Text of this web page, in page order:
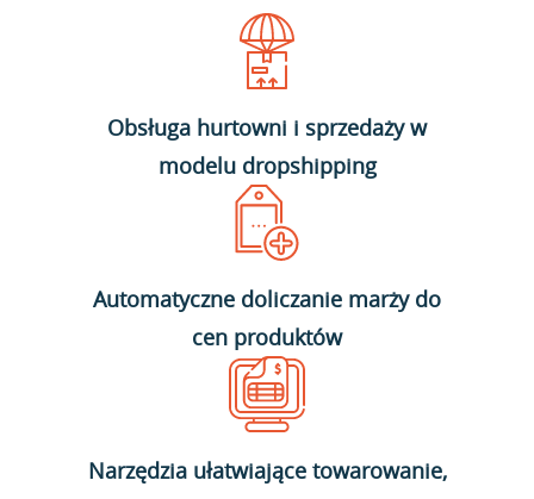
Obsługa hurtowni i sprzedaży w
modelu dropshipping
Automatyczne doliczanie marży do
cen produktów
Narzędzia ułatwiające towarowanie,